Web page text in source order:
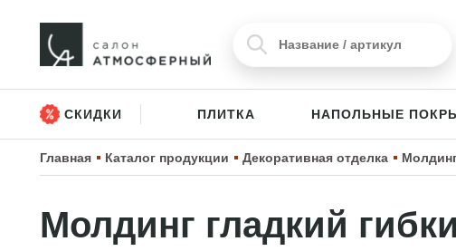
СКИДКИ ПЛИТКА НАПОЛЬНЫЕ
Главная Каталог продукции Декоративная отделка
Молдинг гладкий